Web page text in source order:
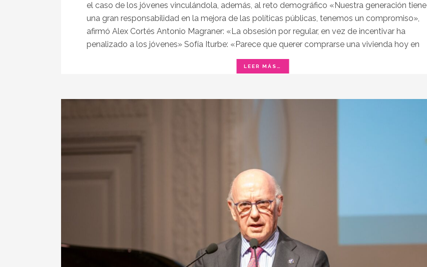
el caso de los jóvenes vinculándola, además, al reto demográfico «Nuestra generación tiene
una gran responsabilidad en la mejora de las políticas públicas, tenemos un compromiso»,
afirmó Alex Cortés Antonio Magraner: «La obsesión por regular, en vez de incentivar ha
penalizado a los jóvenes» Sofía Iturbe: «Parece que querer comprarse una vivienda hoy en